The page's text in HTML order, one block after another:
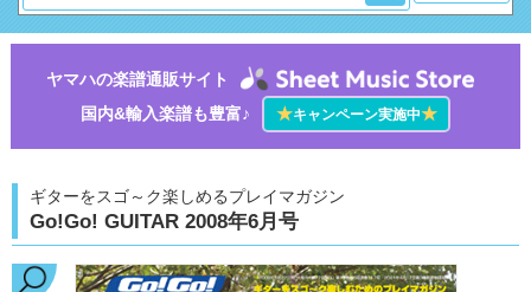
ヤマハの楽譜通販サイト
国内&輸入楽譜も豊富♪
★キャンペーン実施中★
ギターをスゴ～ク楽しめるプレイマガジン
Go!Go! GUITAR 2008年6月号